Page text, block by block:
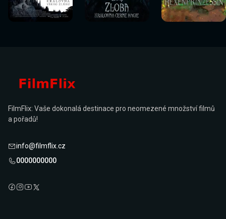
Sledovat
nyní
Sledovat
nyní
Sledovat
nyní
Sledovat
nyní
Sledovat
nyní
Sledovat
nyní
FilmFlix: Vaše dokonalá destinace pro neomezené množství filmů
a pořadů!
info@filmflix.cz
0000000000